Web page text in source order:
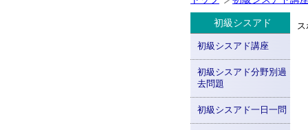
初級シスアド
初級シスアド講座
初級シスアド分野別過
去問題
初級シスアド一日一問